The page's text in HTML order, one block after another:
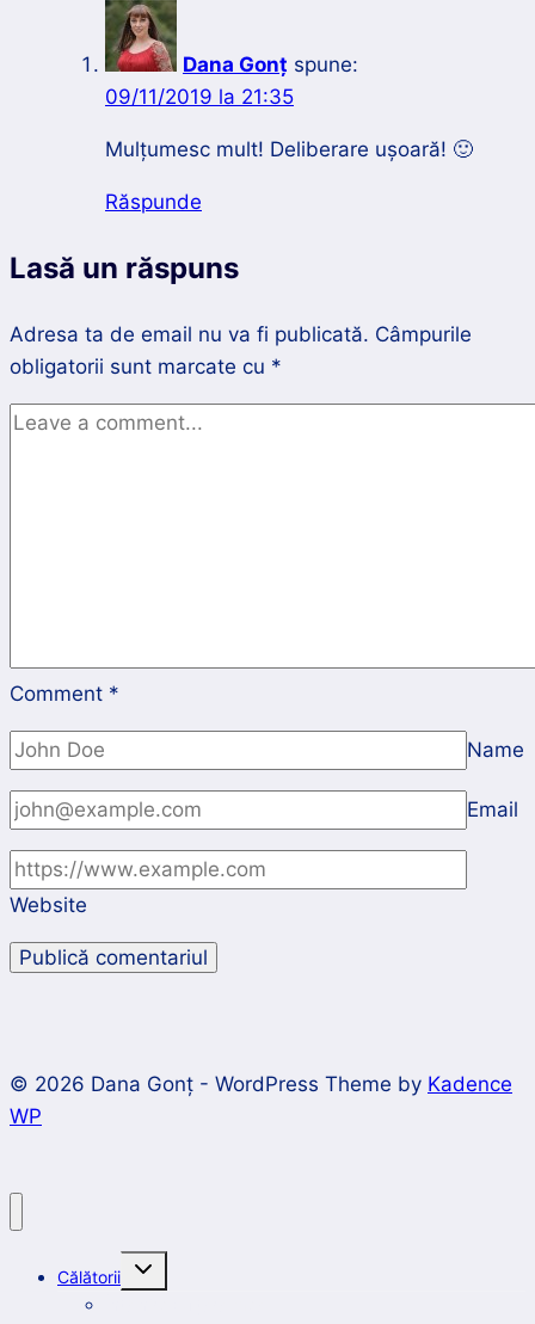
Dana Gonț spune:
09/11/2019 la 21:35
Mulțumesc mult! Deliberare ușoară! 🙂
Răspunde
Lasă un răspuns
Adresa ta de email nu va fi publicată. Câmpurile
obligatorii sunt marcate cu *
Comment *
Name
Email
Website
© 2026 Dana Gonț - WordPress Theme by Kadence
WP
Călătorii
Toggle